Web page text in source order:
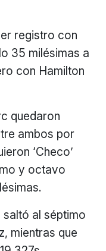
registro con
35 milésimas a
con Hamilton
quedaron
ambos por
‘Checo’
y octavo
saltó al séptimo
mientras que